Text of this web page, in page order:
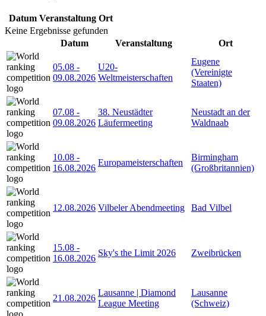
Datum Veranstaltung Ort
Keine Ergebnisse gefunden
Datum
Veranstaltung Ort
05.08 -
09.08.2026
U20-
Weltmeisterschaften
Eugene
(Vereinigte
Staaten)
07.08 -
09.08.2026
38. Neustädter
Läufermeeting
Neustadt an der
Waldnaab
10.08 -
16.08.2026
Europameisterschaften
Birmingham
(Großbritannien)
12.08.2026 Vilbeler Abendmeeting Bad Vilbel
15.08 -
16.08.2026
Sky's the Limit 2026 Zweibrücken
21.08.2026
Lausanne | Diamond
League Meeting
Lausanne
(Schweiz)